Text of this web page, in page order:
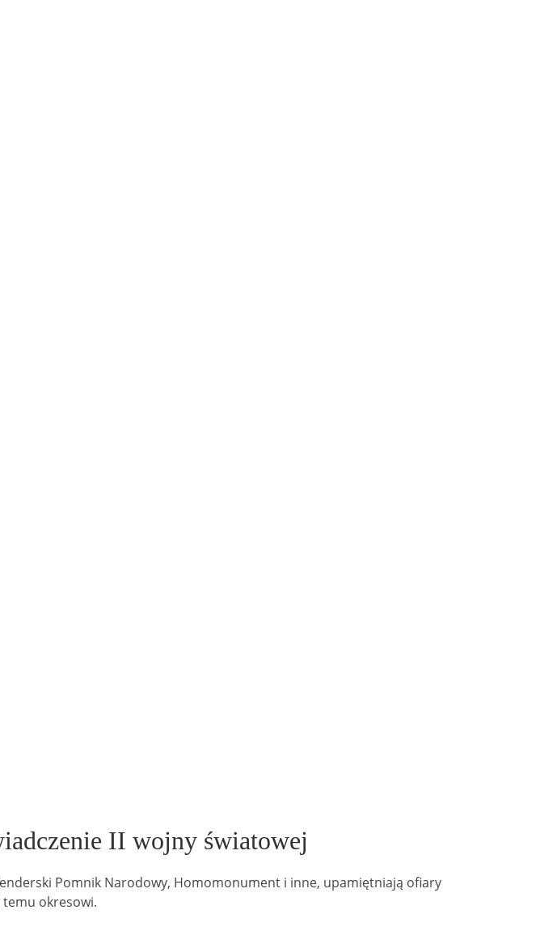
II wojny światowej
Pomnik Narodowy, Homomonument i inne, upamiętniają ofiary
temu okresowi.